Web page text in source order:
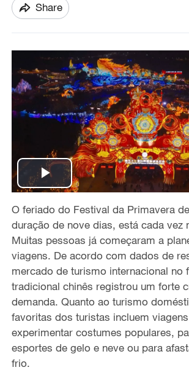
Share
P
l
a
y
V
i
d
O feriado do Festival da Primavera
duração de nove dias, está cada vez
Muitas pessoas já começaram a
viagens. De acordo com dados de
mercado de turismo internacional no
tradicional chinês registrou um forte
demanda. Quanto ao turismo
favoritas dos turistas incluem
experimentar costumes populares,
esportes de gelo e neve ou para
frio.